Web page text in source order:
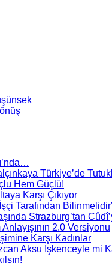
Türkiye’de
Hem Güçlü!
Karşı Çıkıyor
Tarafından
Strazburg’tan
2.0 Versiyonu
Karşı Kadınlar
Aksu İşkenceyle mi